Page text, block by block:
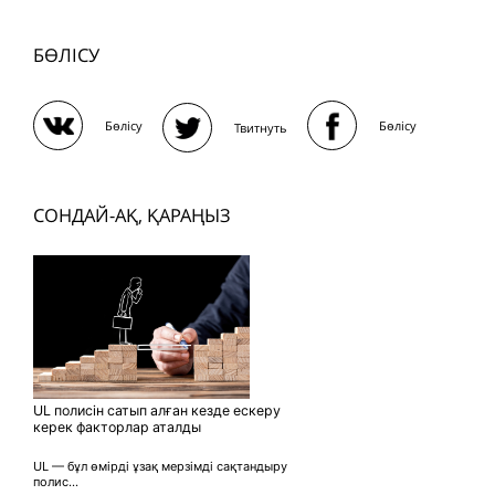
БӨЛІСУ
Бөлісу Твитнуть Бөлісу
СОНДАЙ-АҚ, ҚАРАҢЫЗ
UL полисін сатып алған кезде ескеру
керек факторлар аталды
UL — бұл өмірді ұзақ мерзімді сақтандыру
полис...